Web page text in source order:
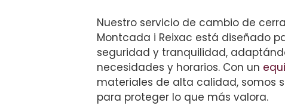
Nuestro servicio de cambio de
Montcada i Reixac está diseñado
seguridad y tranquilidad,
necesidades y horarios. Con un
materiales de alta calidad, somos
para proteger lo que más valora.